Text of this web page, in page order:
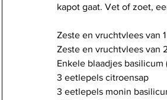
kapot gaat. Vet of zoet,
Zeste en vruchtvlees van
Zeste en vruchtvlees van
Enkele blaadjes basilicum
3 eetlepels citroensap
3 eetlepels monin